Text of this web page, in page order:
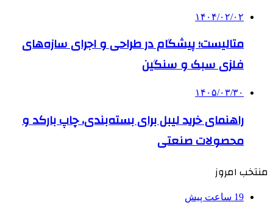
۱۴۰۴/۰۲/۰۲
متالیست؛ پیشگام در طراحی و اجرای سازه‌های
فلزی سبک و سنگین
۱۴۰۵/۰۳/۳۰
راهنمای خرید لیبل برای بسته‌بندی، چاپ بارکد و
محصولات صنعتی
منتخب امروز
19 ساعت پیش